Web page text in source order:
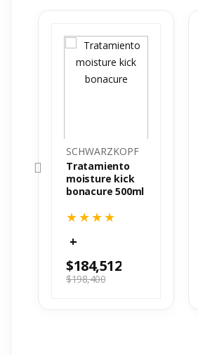
SCHWARZKOPF
Tratamiento
moisture kick
bonacure 500ml
$198,400
$184,512